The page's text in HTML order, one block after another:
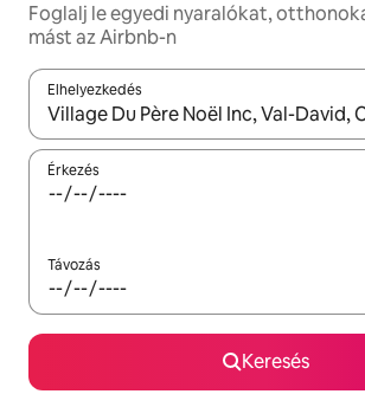
Foglalj le egyedi nyaralókat,
mást az Airbnb-n
Elhelyezkedés
Az eredmények között a felfelé és a
Érkezés
Távozás
Keresés